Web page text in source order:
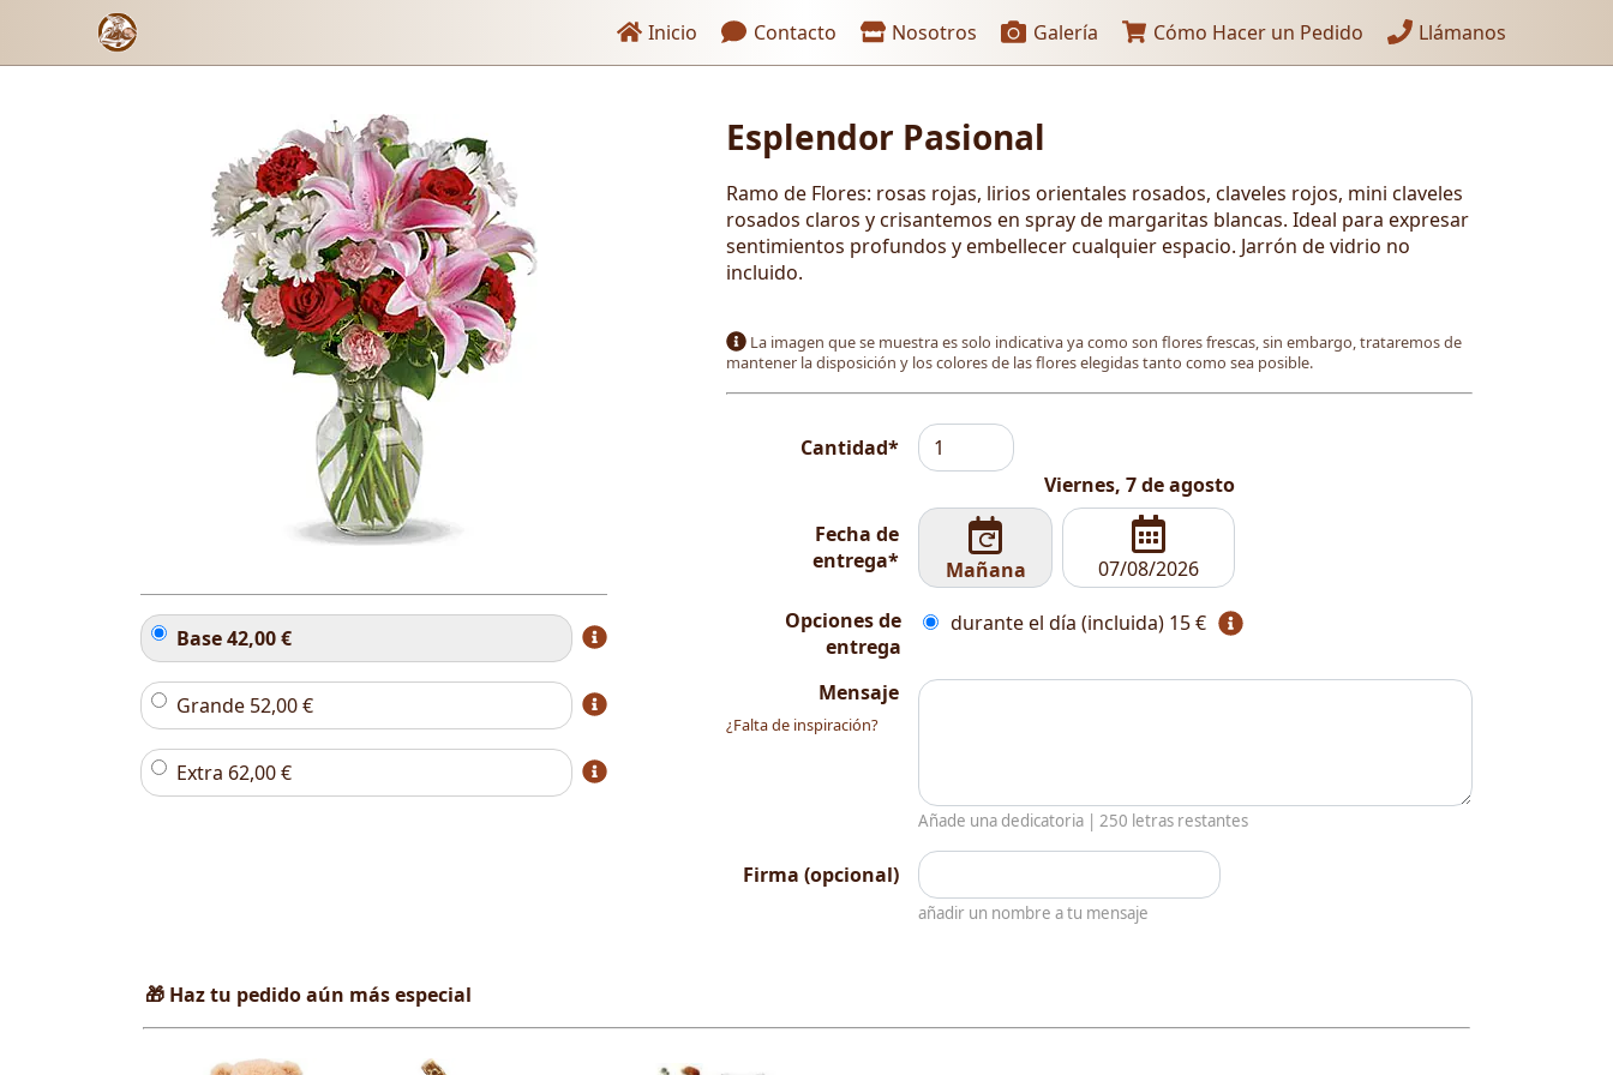
Enlaces de encabezado
Inicio Contacto Nosotros Galería Cómo Hacer un Pedido Llámanos
Esplendor Pasional
Formulario de pago
Base42,00€
Grande 52,00€
Extra 62,00€
Esplendor Pasional
Ramo de Flores: rosas rojas, lirios orientales rosados, claveles rojos, mini claveles
rosados claros y crisantemos en spray de margaritas blancas. Ideal para expresar
sentimientos profundos y embellecer cualquier espacio. Jarrón de vidrio no
incluido.
La imagen que se muestra es solo indicativa ya como son flores frescas, sin embargo, trataremos de
mantener la disposición y los colores de las flores elegidas tanto como sea posible.
Cantidad*
Viernes, 7 de agosto
Fecha de
entrega*
Mañana
Opciones de
entrega
durante el día (incluida) 15 €
Mensaje
¿Falta de inspiración?
Añade una dedicatoria |250 letras restantes
Firma (opcional)
añadir un nombre a tu mensaje
🎁 Haz tu pedido aún más especial